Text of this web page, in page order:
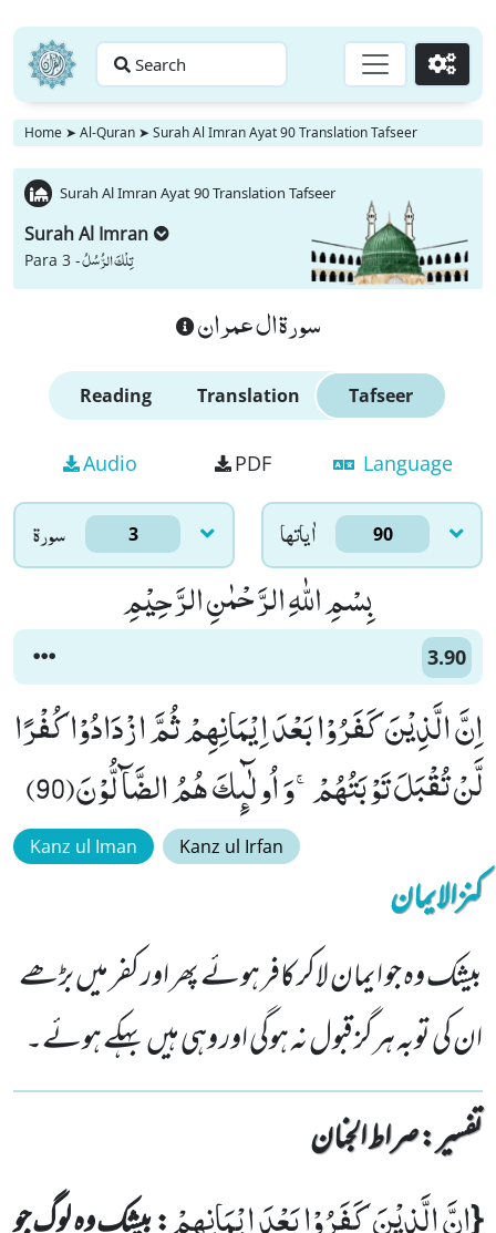
Search Go
Home ➤ Al-Quran ➤ Surah Al Imran Ayat 90 Translation Tafseer
Surah Al Imran Ayat 90 Translation Tafseer
Surah Al Imran
Para 3 -تِلْكَ الرُّسُلُ
سورة ال عمران
Reading Translation Tafseer
Audio PDF Language
سورۃ 3 اٰياتها 90
بِسْمِ اللّٰهِ الرَّحْمٰنِ الرَّحِیْمِ
3.90
اِنَّ الَّذِیْنَ كَفَرُوْا بَعْدَ اِیْمَانِهِمْ ثُمَّ ازْدَادُوْا كُفْرًا
لَّنْ تُقْبَلَ تَوْبَتُهُمْۚ-وَ اُولٰٓىٕكَ هُمُ الضَّآلُّوْنَ(90)
Kanz ul Iman Kanz ul Irfan
کنزالایمان
بیشک وہ جو ایمان لاکر کافر ہوئے پھر اور کفر میں بڑھے
ان کی توبہ ہرگز قبول نہ ہوگی اور وہی ہیں بہکے ہوئے۔
تفسیر : ‎صراط الجنان
اِنَّ الَّذِیْنَ كَفَرُوْا بَعْدَ اِیْمَانِهِمْ